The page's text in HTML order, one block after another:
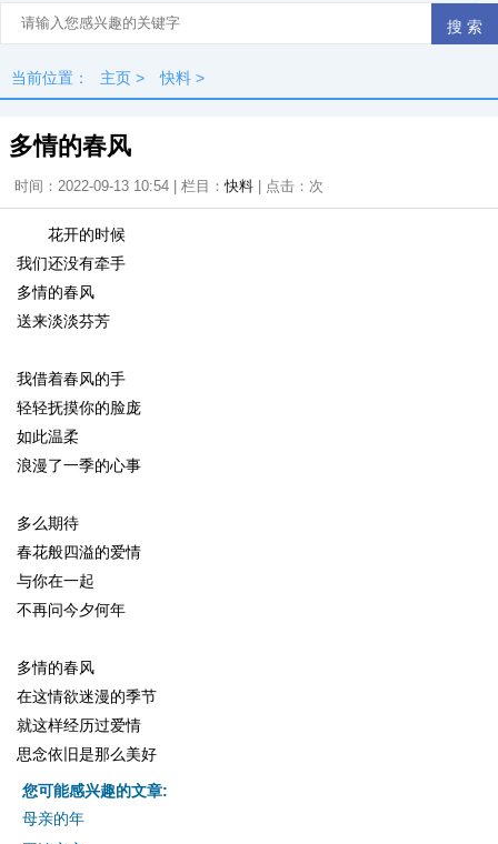
当前位置： 主页 > 快料 >
多情的春风
时间：2022-09-13 10:54 | 栏目：快料 | 点击： 次
花开的时候
我们还没有牵手
多情的春风
送来淡淡芬芳
我借着春风的手
轻轻抚摸你的脸庞
如此温柔
浪漫了一季的心事
多么期待
春花般四溢的爱情
与你在一起
不再问今夕何年
多情的春风
在这情欲迷漫的季节
就这样经历过爱情
思念依旧是那么美好
您可能感兴趣的文章:
母亲的年